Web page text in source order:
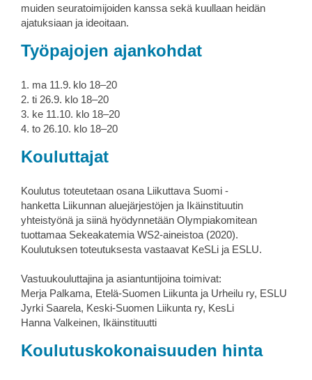
muiden seuratoimijoiden kanssa sekä kuullaan heidän
ajatuksiaan ja ideoitaan.
Työpajojen ajankohdat
1. ma 11.9. klo 18–20
2. ti 26.9. klo 18–20
3. ke 11.10. klo 18–20
4. to 26.10. klo 18–20
Kouluttajat
Koulutus toteutetaan osana Liikuttava Suomi -
hanketta Liikunnan aluejärjestöjen ja Ikäinstituutin
yhteistyönä ja siinä hyödynnetään Olympiakomitean
tuottamaa Sekeakatemia WS2-aineistoa (2020).
Koulutuksen toteutuksesta vastaavat KeSLi ja ESLU.
Vastuukouluttajina ja asiantuntijoina toimivat:
Merja Palkama, Etelä-Suomen Liikunta ja Urheilu ry, ESLU
Jyrki Saarela, Keski-Suomen Liikunta ry, KesLi
Hanna Valkeinen, Ikäinstituutti
Koulutuskokonaisuuden hinta